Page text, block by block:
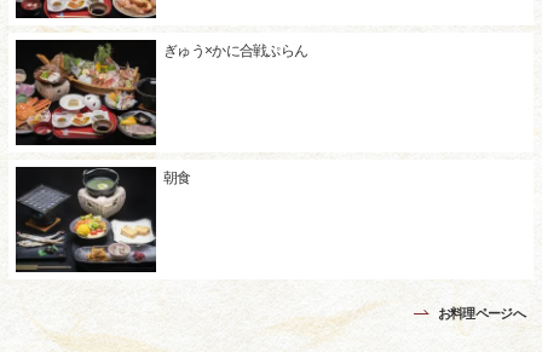
ぎゅう×かに合戦ぷらん
朝食
お料理ページへ